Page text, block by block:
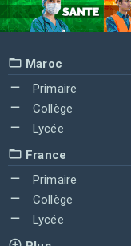
Maroc
Primaire
Collège
Lycée
France
Primaire
Collège
Lycée